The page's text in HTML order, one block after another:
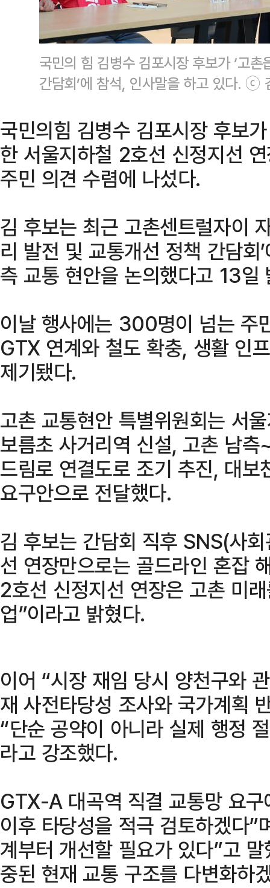
국민의 힘 김병수 김포시장 후보가 ‘고
간담회’에 참석, 인사말을 하고 있다. ⓒ
국민의힘 김병수 김포시장 후보
한 서울지하철 2호선 신정지선
주민 의견 수렴에 나섰다.
김 후보는 최근 고촌센트럴자이
리 발전 및 교통개선 정책 간담회
측 교통 현안을 논의했다고 13일
이날 행사에는 300명이 넘는 주
GTX 연계와 철도 확충, 생활 인
제기됐다.
고촌 교통현안 특별위원회는 서
보름초 사거리역 신설, 고촌 남
드림로 연결도로 조기 추진, 대
요구안으로 전달했다.
김 후보는 간담회 직후 SNS(사
선 연장만으로는 골드라인 혼잡
2호선 신정지선 연장은 고촌 미
업”이라고 밝혔다.
이어 “시장 재임 당시 양천구와
재 사전타당성 조사와 국가계획
“단순 공약이 아니라 실제 행정
라고 강조했다.
GTX-A 대곡역 직결 교통망 요
이후 타당성을 적극 검토하겠다
계부터 개선할 필요가 있다”고
중된 현재 교통 구조를 다변화하